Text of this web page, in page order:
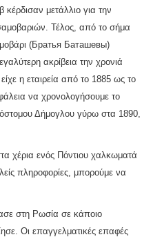
μετάλλιο για την
Τέλος, από το σήμα
(Братья Баташевы)
ακρίβεια την χρονιά
η εταιρεία από το 1885 ως το
να χρονολογήσουμε το
Δήμογλου γύρω στα 1890,
χέρια ενός Πόντιου χαλκωματά
πληροφορίες, μπορούμε να
στη Ρωσία σε κάποιο
Οι επαγγελματικές επαφές